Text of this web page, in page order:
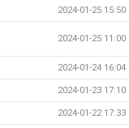
2024-01-25 15:50
2024-01-25 11:00
2024-01-24 16:04
2024-01-23 17:10
2024-01-22 17:33